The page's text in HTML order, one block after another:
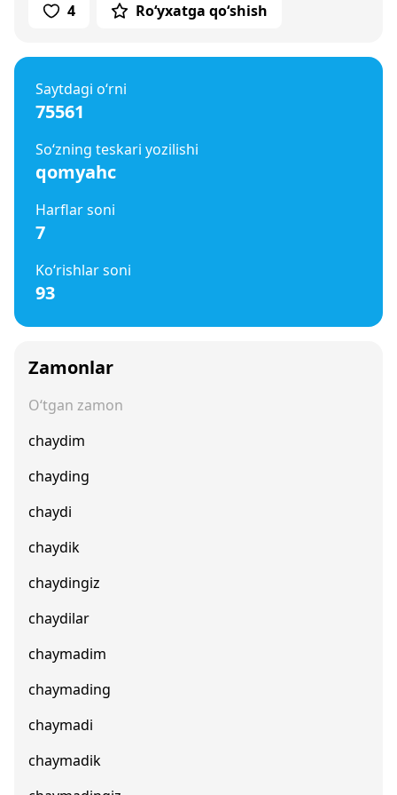
4 Ro‘yxatga qo‘shish
Saytdagi o‘rni
75561
So‘zning teskari yozilishi
qomyahc
Harflar soni
7
Ko‘rishlar soni
93
Zamonlar
O‘tgan zamon
chaydim
chayding
chaydi
chaydik
chaydingiz
chaydilar
chaymadim
chaymading
chaymadi
chaymadik